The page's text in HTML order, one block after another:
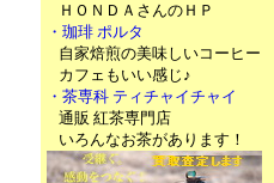
ＨＯＮＤＡさんのＨＰ
・珈琲 ポルタ
自家焙煎の美味しいコーヒー
カフェもいい感じ♪
・茶専科 ティチャイチャイ
通販 紅茶専門店
いろんなお茶があります！